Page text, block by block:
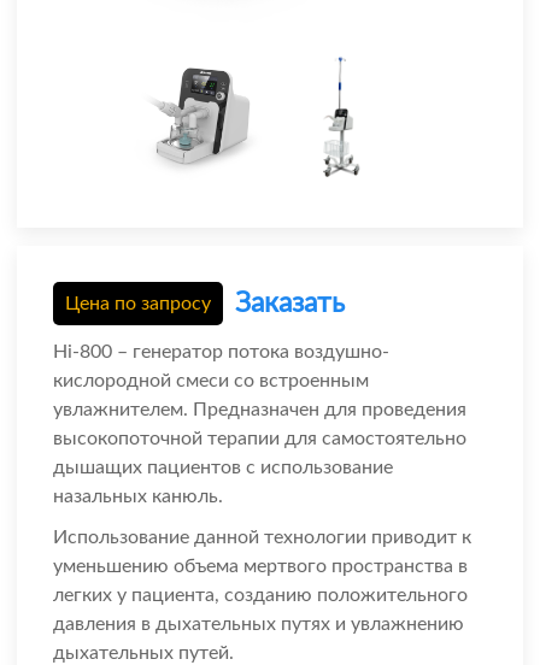
Цена по запросу Заказать
Hi-800 – генератор потока воздушно-
кислородной смеси со встроенным
увлажнителем. Предназначен для проведения
высокопоточной терапии для самостоятельно
дышащих пациентов с использование
назальных канюль.
Использование данной технологии приводит к
уменьшению объема мертвого пространства в
легких у пациента, созданию положительного
давления в дыхательных путях и увлажнению
дыхательных путей.